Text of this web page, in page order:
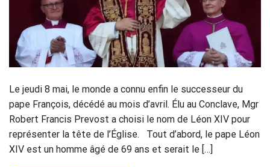
Le jeudi 8 mai, le monde a connu enfin le successeur du
pape François, décédé au mois d’avril. Élu au Conclave, Mgr
Robert Francis Prevost a choisi le nom de Léon XIV pour
représenter la tête de l’Église. Tout d’abord, le pape Léon
XIV est un homme âgé de 69 ans et serait le […]